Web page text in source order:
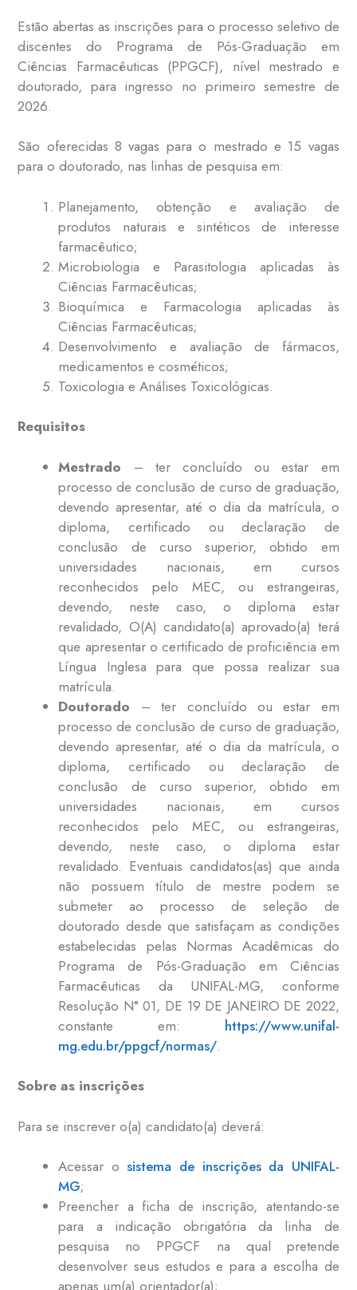
Estão abertas as inscrições para o processo seletivo de
discentes do Programa de Pós-Graduação em
Ciências Farmacêuticas (PPGCF), nível mestrado e
doutorado, para ingresso no primeiro semestre de
2026.
São oferecidas 8 vagas para o mestrado e 15 vagas
para o doutorado, nas linhas de pesquisa em:
Planejamento, obtenção e avaliação de
produtos naturais e sintéticos de interesse
farmacêutico;
Microbiologia e Parasitologia aplicadas às
Ciências Farmacêuticas;
Bioquímica e Farmacologia aplicadas às
Ciências Farmacêuticas;
Desenvolvimento e avaliação de fármacos,
medicamentos e cosméticos;
Toxicologia e Análises Toxicológicas.
Requisitos
Mestrado – ter concluído ou estar em
processo de conclusão de curso de graduação,
devendo apresentar, até o dia da matrícula, o
diploma, certificado ou declaração de
conclusão de curso superior, obtido em
universidades nacionais, em cursos
reconhecidos pelo MEC, ou estrangeiras,
devendo, neste caso, o diploma estar
revalidado, O(A) candidato(a) aprovado(a) terá
que apresentar o certificado de proficiência em
Língua Inglesa para que possa realizar sua
matrícula.
Doutorado – ter concluído ou estar em
processo de conclusão de curso de graduação,
devendo apresentar, até o dia da matrícula, o
diploma, certificado ou declaração de
conclusão de curso superior, obtido em
universidades nacionais, em cursos
reconhecidos pelo MEC, ou estrangeiras,
devendo, neste caso, o diploma estar
revalidado. Eventuais candidatos(as) que ainda
não possuem título de mestre podem se
submeter ao processo de seleção de
doutorado desde que satisfaçam as condições
estabelecidas pelas Normas Acadêmicas do
Programa de Pós-Graduação em Ciências
Farmacêuticas da UNIFAL-MG, conforme
Resolução N° 01, DE 19 DE JANEIRO DE 2022,
constante em: https://www.unifal-
mg.edu.br/ppgcf/normas/.
Sobre as inscrições
Para se inscrever o(a) candidato(a) deverá:
Acessar osistema de inscrições da UNIFAL-
MG;
Preencher a ficha de inscrição, atentando-se
para a indicação obrigatória da linha de
pesquisa no PPGCF na qual pretende
desenvolver seus estudos e para a escolha de